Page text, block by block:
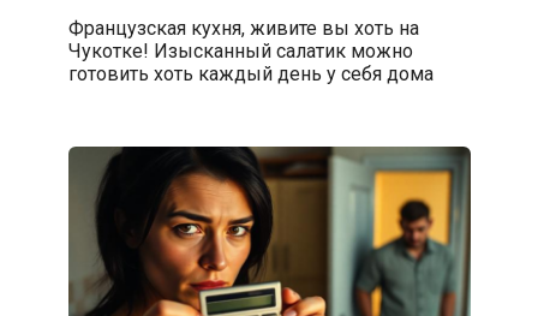
Французская кухня, живите вы хоть на
Чукотке! Изысканный салатик можно
готовить хоть каждый день у себя дома